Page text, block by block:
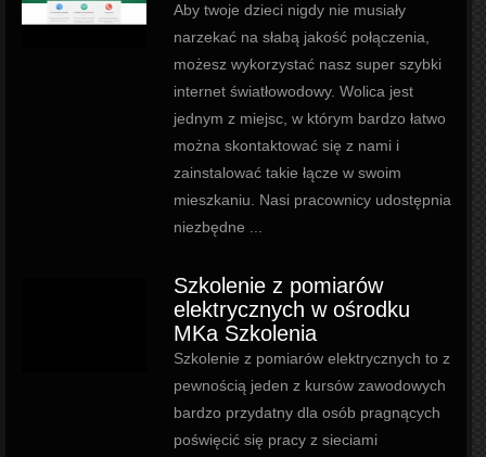
Aby twoje dzieci nigdy nie musiały
narzekać na słabą jakość połączenia,
możesz wykorzystać nasz super szybki
internet światłowodowy. Wolica jest
jednym z miejsc, w którym bardzo łatwo
można skontaktować się z nami i
zainstalować takie łącze w swoim
mieszkaniu. Nasi pracownicy udostępnia
niezbędne ...
Szkolenie z pomiarów
elektrycznych w ośrodku
MKa Szkolenia
Szkolenie z pomiarów elektrycznych to z
pewnością jeden z kursów zawodowych
bardzo przydatny dla osób pragnących
poświęcić się pracy z sieciami